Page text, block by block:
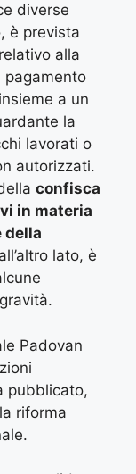
diverse
è prevista
alla
pagamento
a un
la
lavorati o
autorizzati.
confisca
in materia
della
lato, è
Padovan
pubblicato,
riforma